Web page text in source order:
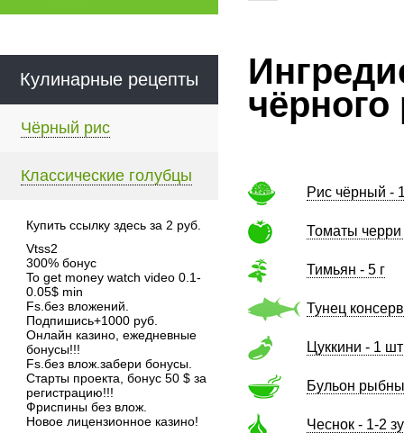
Кулинарные рецепты
Чёрный рис
Классические голубцы
Купить ссылку здесь за 2 руб.
Vtss2
300% бонус
To get money watch video 0.1-
0.05$ min
Fs.без вложений.
Подпишись+1000 руб.
Онлайн казино, ежедневные
бонусы!!!
Fs.без влож.забери бонусы.
Старты проекта, бонус 50 $ за
регистрацию!!!
Фриспины без влож.
Новое лицензионное казино!
чёрного
Рис чёрный -
Томаты
Тимьян - 5 г
Тунец
Цуккини - 1 шт
Бульон
Чеснок - 1-2